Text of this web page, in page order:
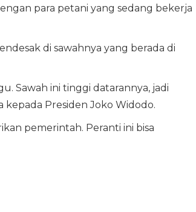
para petani yang sedang bekerja
di sawahnya yang berada di
Sawah ini tinggi datarannya, jadi
kepada Presiden Joko Widodo.
pemerintah. Peranti ini bisa